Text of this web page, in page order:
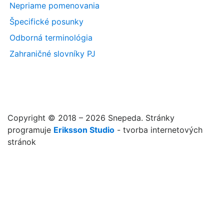
Nepriame pomenovania
Špecifické posunky
Odborná terminológia
Zahraničné slovníky PJ
Copyright © 2018 – 2026 Snepeda. Stránky
programuje Eriksson Studio - tvorba internetových
stránok